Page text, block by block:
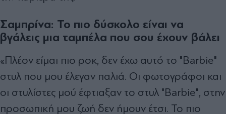
Σαμπρίνα: Το πιο δύσκολο είναι να
βγάλεις μια ταμπέλα που σου έχουν βάλει
«Πλέον είμαι πιο ροκ, δεν έχω αυτό το "Barbie"
στυλ που μου έλεγαν παλιά. Οι φωτογράφοι και
οι στυλίστες μού έφτιαξαν το στυλ "Barbie", στην
προσωπική μου ζωή δεν ήμουν έτσι. Το πιο